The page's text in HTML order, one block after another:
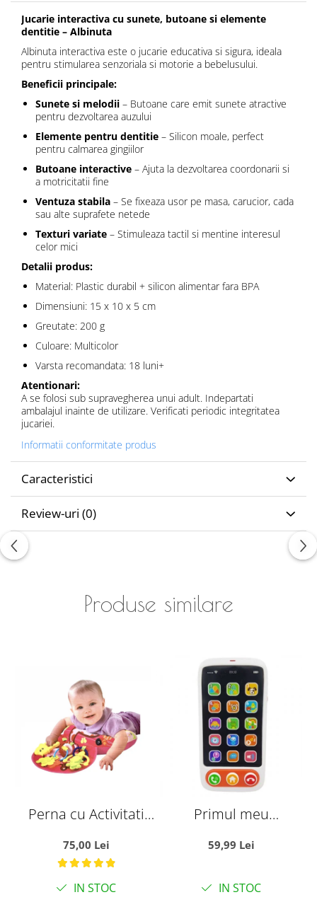
Jucarie interactiva cu sunete, butoane si elemente
dentitie – Albinuta
Albinuta interactiva este o jucarie educativa si sigura, ideala
pentru stimularea senzoriala si motorie a bebelusului.
Beneficii principale:
Sunete si melodii – Butoane care emit sunete atractive
pentru dezvoltarea auzului
Elemente pentru dentitie – Silicon moale, perfect
pentru calmarea gingiilor
Butoane interactive – Ajuta la dezvoltarea coordonarii si
a motricitatii fine
Ventuza stabila – Se fixeaza usor pe masa, carucior, cada
sau alte suprafete netede
Texturi variate – Stimuleaza tactil si mentine interesul
celor mici
Detalii produs:
Material: Plastic durabil + silicon alimentar fara BPA
Dimensiuni: 15 x 10 x 5 cm
Greutate: 200 g
Culoare: Multicolor
Varsta recomandata: 18 luni+
Atentionari:
A se folosi sub supravegherea unui adult. Indepartati
ambalajul inainte de utilizare. Verificati periodic integritatea
jucariei.
Informatii conformitate produs
Caracteristici
Review-uri (0)
Produse similare
Perna cu Activitati
75,00 Lei
IN STOC
Primul meu
telefonul bebelusului,
59,99 Lei
IN STOC